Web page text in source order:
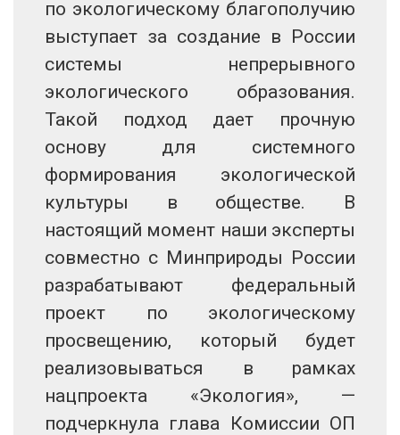
по экологическому благополучию
выступает за создание в России
системы непрерывного
экологического образования.
Такой подход дает прочную
основу для системного
формирования экологической
культуры в обществе. В
настоящий момент наши эксперты
совместно с Минприроды России
разрабатывают федеральный
проект по экологическому
просвещению, который будет
реализовываться в рамках
нацпроекта «Экология», —
подчеркнула глава Комиссии ОП